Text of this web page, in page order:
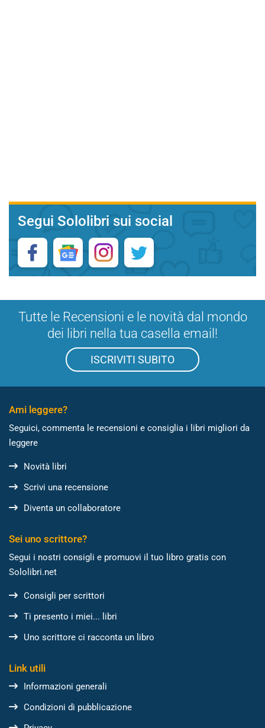
Segui Sololibri sui social
Tutte le Recensioni e le novità dal mondo
dei libri nella tua casella email!
ISCRIVITI SUBITO
Ami leggere?
Seguici, commenta le recensioni e consiglia i libri migliori da
leggere
Novità libri
Scrivi una recensione
Diventa un collaboratore
Sei uno scrittore?
Segui i nostri consigli e promuovi il tuo libro gratis con
Sololibri.net
Consigli per scrittori
Ti presento i miei... libri
Uno scrittore ci racconta un libro
Link utili
Informazioni generali
Condizioni di pubblicazione